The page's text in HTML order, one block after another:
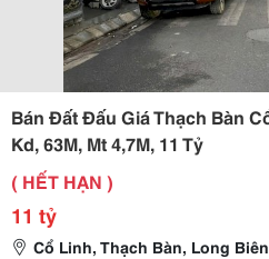
Bán Đất Đấu Giá Thạch Bàn
Kd, 63M, Mt 4,7M, 11 Tỷ
( HẾT HẠN )
11 tỷ
Cổ Linh, Thạch Bàn, Long Biên